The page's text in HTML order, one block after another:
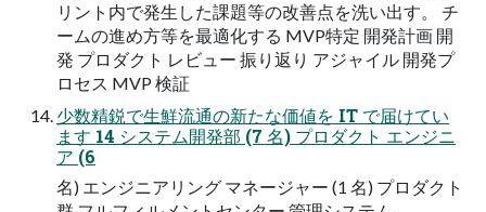
リント内で発⽣した課題等の改善点を洗い出す。 チ
ームの進め⽅等を最適化する MVP特定 開発計画 開
発 プロダクト レビュー 振り返り アジャイル 開発プ
ロセス MVP 検証
少数精鋭で⽣鮮流通の新たな価値を IT で届けてい
ます 14 システム開発部 (7 名) プロダクト エンジニ
ア (6
名) エンジニアリング マネージャー (1 名) プロダクト